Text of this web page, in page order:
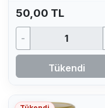
50,00 TL
-
Tükendi